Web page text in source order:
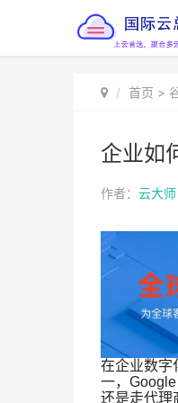
首页 >
企业如
作者： 云大师
在企业数字
一，
还是走代理